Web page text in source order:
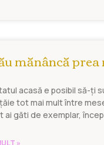
mănâncă prea
acasă e posibil să-ți
tot mai mult între
ai găti de exemplar,
»